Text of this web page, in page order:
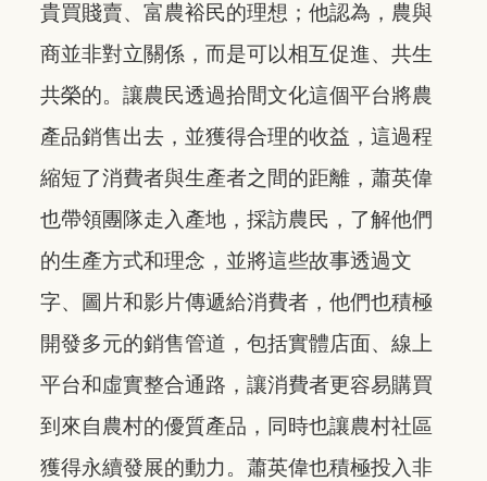
貴買賤賣、富農裕民的理想；他認為，農與
商並非對立關係，而是可以相互促進、共生
共榮的。讓農民透過拾間文化這個平台將農
產品銷售出去，並獲得合理的收益，這過程
縮短了消費者與生產者之間的距離，蕭英偉
也帶領團隊走入產地，採訪農民，了解他們
的生產方式和理念，並將這些故事透過文
字、圖片和影片傳遞給消費者，他們也積極
開發多元的銷售管道，包括實體店面、線上
平台和虛實整合通路，讓消費者更容易購買
到來自農村的優質產品，同時也讓農村社區
獲得永續發展的動力。蕭英偉也積極投入非